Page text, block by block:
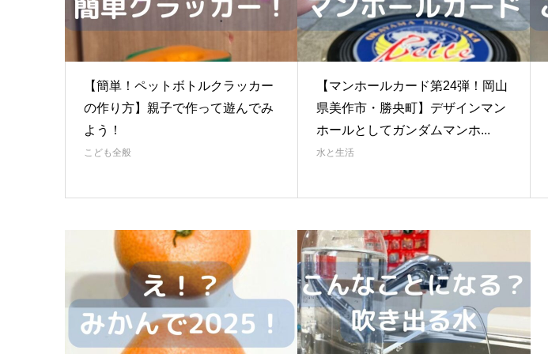
【簡単！ペットボトルクラッカー
の作り方】親子で作って遊んでみ
よう！
こども全般
【マンホールカード第24弾！岡山
県美作市・勝央町】デザインマン
ホールとしてガンダムマンホ...
水と生活